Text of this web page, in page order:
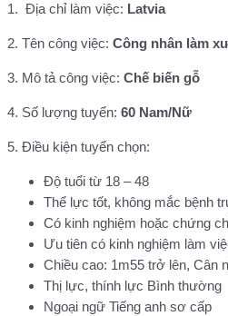
1. Địa chỉ làm việc: Latvia
2. Tên công việc: Công nhân làm
3. Mô tả công việc: Chế biến gỗ
4. Số lượng tuyển: 60 Nam/Nữ
5. Điều kiện tuyển chọn:
Độ tuổi từ 18 – 48
Thể lực tốt, không mắc bệnh
Có kinh nghiệm hoặc chứng
Ưu tiên có kinh nghiệm làm
Chiều cao: 1m55 trở lên, Cân
Thị lực, thính lực Bình thường
Ngoại ngữ Tiếng anh sơ cấp